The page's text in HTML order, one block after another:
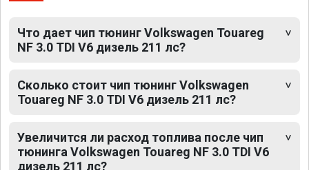
Что дает чип тюнинг Volkswagen Touareg
NF 3.0 TDI V6 дизель 211 лс?
Сколько стоит чип тюнинг Volkswagen
Touareg NF 3.0 TDI V6 дизель 211 лс?
Увеличится ли расход топлива после чип
тюнинга Volkswagen Touareg NF 3.0 TDI V6
дизель 211 лс?